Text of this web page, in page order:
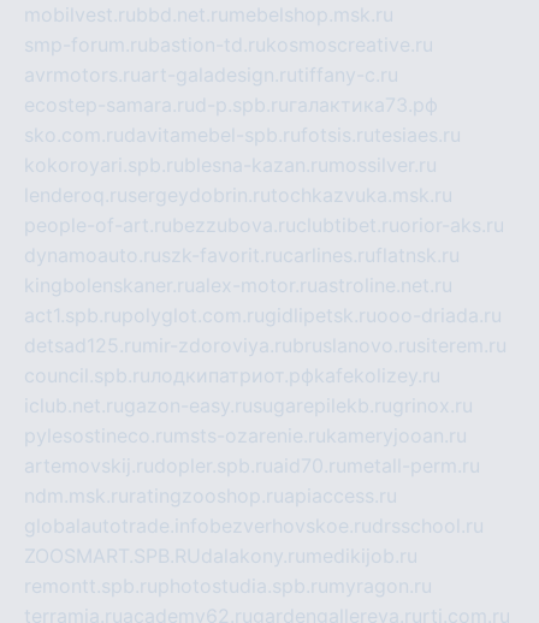
mobilvest.rubbd.net.ru mebelshop.msk.ru
smp-forum.rubastion-td.rukosmoscreative.ru
avrmotors.ruart-galadesign.rutiffany-c.ru
ecostep-samara.rud-p.spb.ru галактика73.рф
sko.com.rudavitamebel-spb.rufotsis.rutesiaes.ru
kokoroyari.spb.rublesna-kazan.ru mossilver.ru
lenderoq.rusergeydobrin.rutochkazvuka.msk.ru
people-of-art.rubezzubova.ruclubtibet.ruorior-aks.ru
dynamoauto.ruszk-favorit.rucarlines.ruflatnsk.ru
kingbolenskaner.rualex-motor.ruastroline.net.ru
act1.spb.rupolyglot.com.rugidlipetsk.ruooo-driada.ru
detsad125.ru mir-zdoroviya.rubruslanovo.rusiterem.ru
council.spb.ruлодкипатриот.рфkafekolizey.ru
iclub.net.rugazon-easy.rusugarepilekb.rugrinox.ru
pylesostineco.ru msts-ozarenie.rukameryjooan.ru
artemovskij.rudopler.spb.ruaid70.ru metall-perm.ru
ndm.msk.ru ratingzooshop.ruapiaccess.ru
globalautotrade.info bezverhovskoe.rudrsschool.ru
ZOOSMART.SPB.RUdalakony.ru medikijob.ru
remontt.spb.ruphotostudia.spb.ru myragon.ru
terramia.ruacademy62.rugardengallereya.ru rti.com.ru